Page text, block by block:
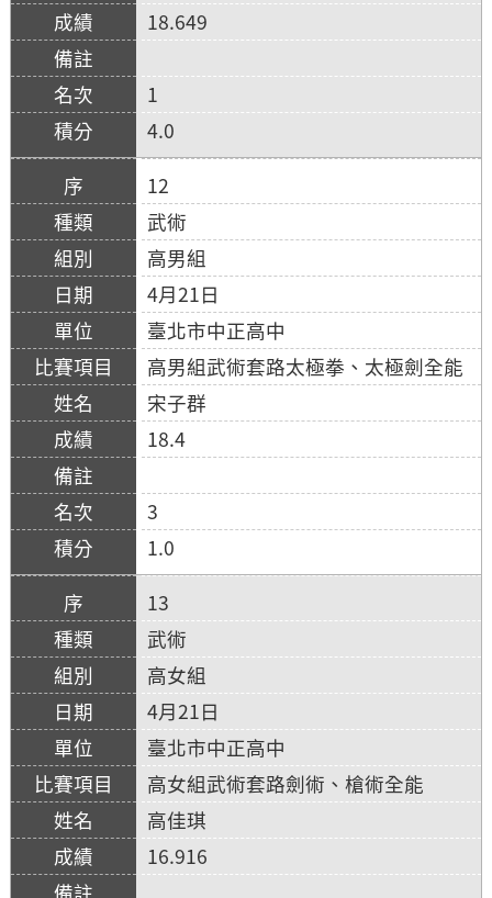
18.649
1
4.0
12
武術
高男組
4月21日
臺北市中正高中
高男組武術套路太極拳、太極劍全能
宋子群
18.4
3
1.0
13
武術
高女組
4月21日
臺北市中正高中
高女組武術套路劍術、槍術全能
高佳琪
16.916